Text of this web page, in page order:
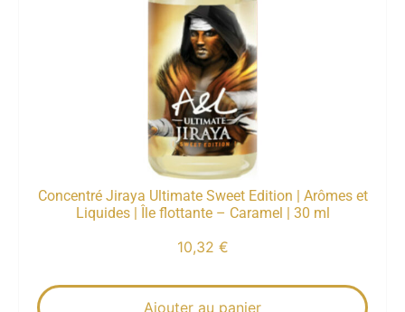
Concentré Jiraya Ultimate Sweet Edition | Arômes et
Liquides | Île flottante – Caramel | 30 ml
10,32 €
Ajouter au panier